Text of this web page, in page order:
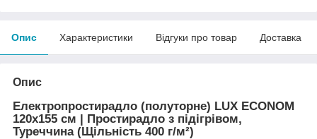
Опис Характеристики Відгуки про товар Доставка
Опис
Електропростирадло (полуторне) LUX ECONOM
120x155 см | Простирадло з підігрівом,
Туреччина (Щільність 400 г/м²)